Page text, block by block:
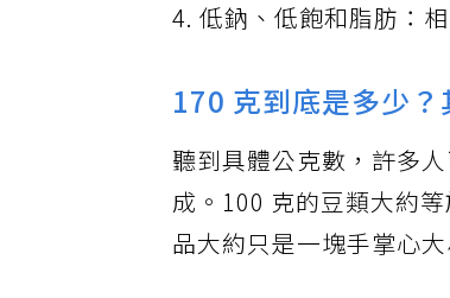
4. 低鈉、低飽和脂肪：
170 克到底是多少？
聽到具體公克數，許多
成。100 克的豆類大約
品大約只是一塊手掌心